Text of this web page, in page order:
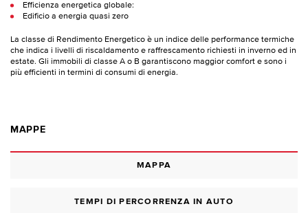
Efficienza energetica globale:
Edificio a energia quasi zero
La classe di Rendimento Energetico è un indice delle performance termiche
che indica i livelli di riscaldamento e raffrescamento richiesti in inverno ed in
estate. Gli immobili di classe A o B garantiscono maggior comfort e sono i
più efficienti in termini di consumi di energia.
MAPPE
MAPPA
TEMPI DI PERCORRENZA IN AUTO